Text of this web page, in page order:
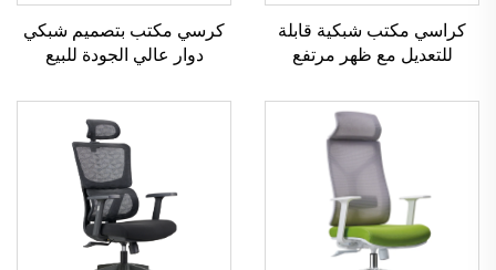
كراسي مكتب شبكية قابلة
للتعديل مع ظهر مرتفع
لكرسي مكتب الكمبيوتر
كرسي مكتب بتصميم شبكي
دوار عالي الجودة للبيع
بلاستيكي مريح